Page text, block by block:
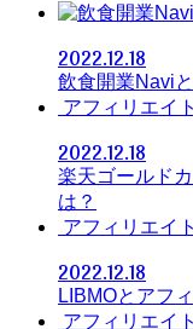
2022.12.18
飲食開業Navi
アフィリエイト
2022.12.18
楽天ゴールド
は？
アフィリエイト
2022.12.18
LIBMOとアフ
アフィリエイト